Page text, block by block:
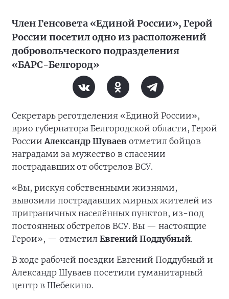
Член Генсовета «Единой России», Герой
России посетил одно из расположений
добровольческого подразделения
«БАРС-Белгород»
Секретарь реготделения «Единой России»,
врио губернатора Белгородской области, Герой
РоссииАлександр Шуваев отметил бойцов
наградами за мужество в спасении
пострадавших от обстрелов ВСУ.
«Вы, рискуя собственными жизнями,
вывозили пострадавших мирных жителей из
приграничных населённых пунктов, из-под
постоянных обстрелов ВСУ. Вы — настоящие
Герои», — отметил Евгений Поддубный.
В ходе рабочей поездки Евгений Поддубный и
Александр Шуваев посетили гуманитарный
центр в Шебекино.